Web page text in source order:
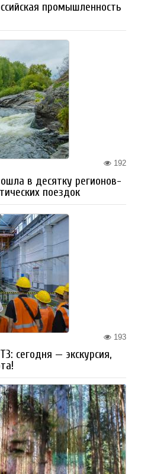
промышленность
192
в десятку регионов-
поездок
193
сегодня — экскурсия,